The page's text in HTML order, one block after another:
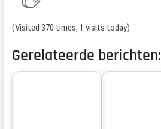
(Visited 370 times, 1 visits today)
Gerelateerde berichten: